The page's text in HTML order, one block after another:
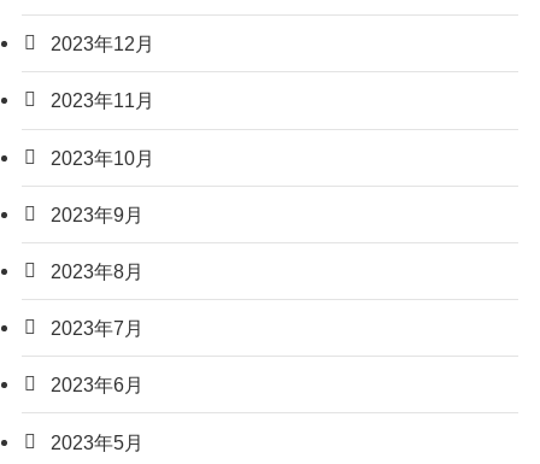
2023年12月
2023年11月
2023年10月
2023年9月
2023年8月
2023年7月
2023年6月
2023年5月